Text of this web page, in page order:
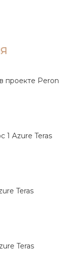
проекте Peron
1 Azure Teras
Teras
Teras